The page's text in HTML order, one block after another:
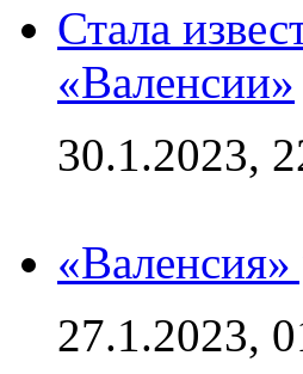
Стала
«Валенсии»
30.1.2023,
«Валенсия»
27.1.2023,